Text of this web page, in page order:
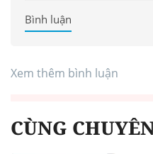
Bình luận
Xem thêm bình luận
CÙNG